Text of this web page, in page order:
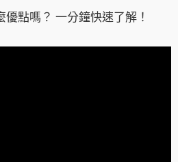
點嗎？ 一分鐘快速了解！